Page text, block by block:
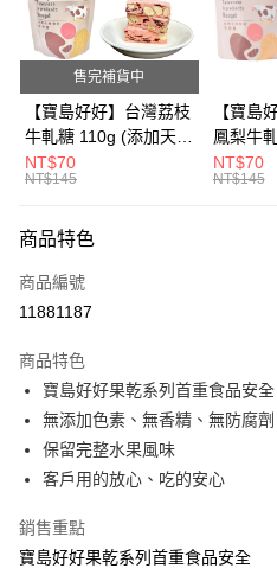
Apple Pay
街口支付
悠遊付
Google Pay
全盈+PAY
ATM付款
運送方式
每筆NT$80，滿NT$600(含以上)免
付款後全家取貨
7-11付款取貨
付款後7-11取貨
售完補貨中
【寶島好好】台灣荔枝
牛軋糖 110g (添加天然
草莓粉)
NT$70
NT$145
【寶島
鳳梨牛
NT$70
NT$145
商品特色
商品編號
11881187
商品特色
寶島好好果乾系列首重食品安全
無添加色素、無香精、無防腐劑
保留完整水果風味
客戶用的放心、吃的安心
銷售重點
寶島好好果乾系列首重食品安全